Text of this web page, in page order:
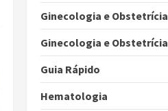
Ginecologia e Obstetrícia
Ginecologia e Obstetrícia
Guia Rápido
Hematologia